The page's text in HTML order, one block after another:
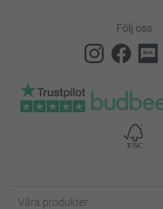
Följ oss
Våra produkter